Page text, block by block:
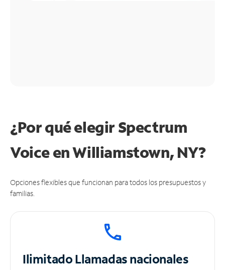
¿Por qué elegir Spectrum
Voice en Williamstown, NY?
Opciones flexibles que funcionan para todos los presupuestos y
familias.
IlimitadoLlamadas nacionales